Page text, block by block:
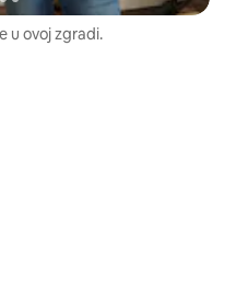
u ovoj zgradi.